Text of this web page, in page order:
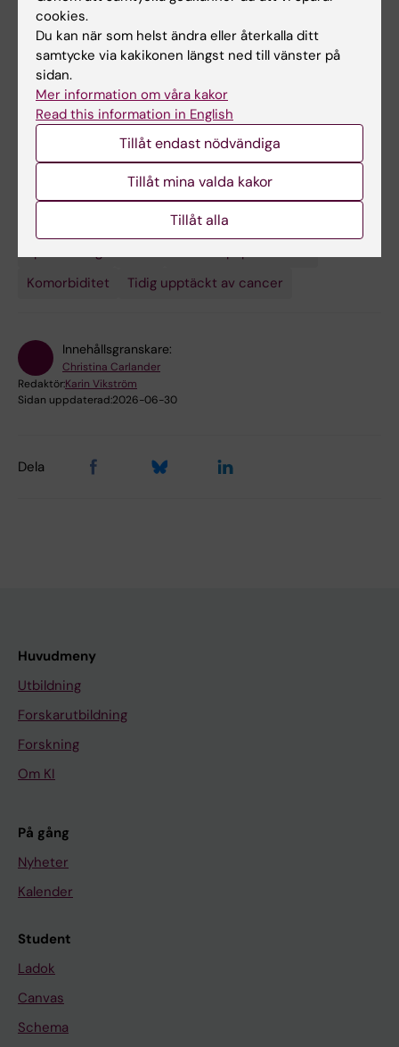
Relaterat
Underavdelningen Kliniska infektionssjukdomar
Komorbiditet
Tidig upptäckt av cancer
Innehållsgranskare:
Christina Carlander
Redaktör:Karin Vikström
Sidan uppdaterad:2026-06-30
Dela
Huvudmeny
Utbildning
Forskarutbildning
Forskning
Om KI
På gång
Nyheter
Kalender
Student
Ladok
Canvas
Schema
cookies.
Du kan när som helst ändra eller återkalla ditt
samtycke via kakikonen längst ned till vänster på
sidan.
Mer information om våra kakor
Read this information in English
Tillåt endast nödvändiga
Tillåt mina valda kakor
Tillåt alla